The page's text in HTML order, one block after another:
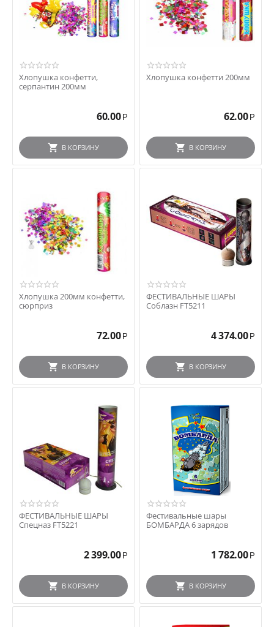
Хлопушка конфетти,
серпантин 200мм
60.00 Р
В КОРЗИНУ
Хлопушка конфетти 200мм
62.00 Р
В КОРЗИНУ
Хлопушка 200мм конфетти,
сюрприз
72.00 Р
В КОРЗИНУ
ФЕСТИВАЛЬНЫЕ ШАРЫ
Соблазн FT5211
4 374.00 Р
В КОРЗИНУ
ФЕСТИВАЛЬНЫЕ ШАРЫ
Спецназ FT5221
2 399.00 Р
В КОРЗИНУ
Фестивальные шары
БОМБАРДА 6 зарядов
1 782.00 Р
В КОРЗИНУ